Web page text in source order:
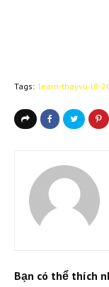
Tags: learn-thayvu-l8-
Bạn có thể thích